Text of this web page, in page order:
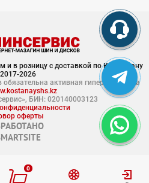
0
в розницу с доставкой по Казахстану
2026
активная гиперссылка на
БИН: 020140003123
оферты